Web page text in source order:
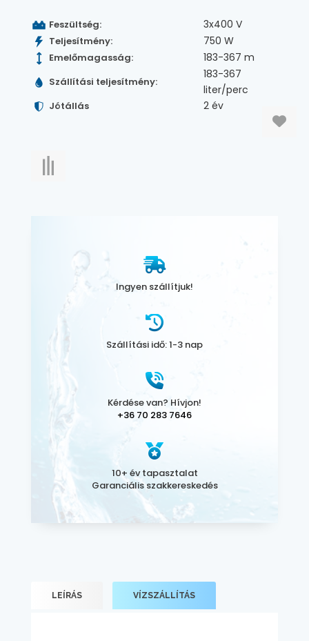
Feszültség: 3x400 V
Teljesítmény: 750 W
Emelőmagasság: 183-367 m
Szállítási teljesítmény:
183-367
liter/perc
Jótállás 2 év
Ingyen szállítjuk!
Szállítási idő: 1-3 nap
Kérdése van? Hívjon!
+36 70 283 7646
10+ év tapasztalat
Garanciális szakkereskedés
LEÍRÁS VÍZSZÁLLÍTÁS